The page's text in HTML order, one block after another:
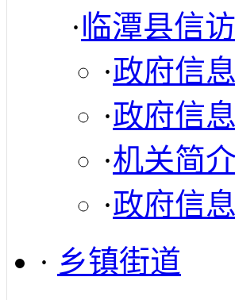
·临潭县信
·政府信
·政府信
·机关简介
·政府信
· 乡镇街道